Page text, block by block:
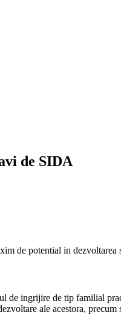
de SIDA
de potential in
ingrijire de tip familial
ale acestora,